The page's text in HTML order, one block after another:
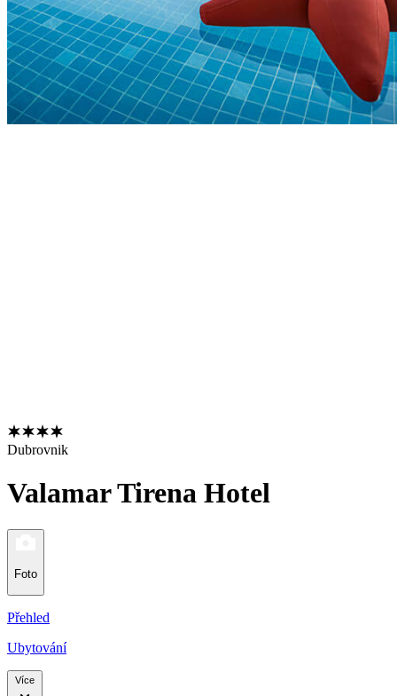
Dubrovnik
Valamar Tirena Hotel
Foto
Přehled
Ubytování
Více